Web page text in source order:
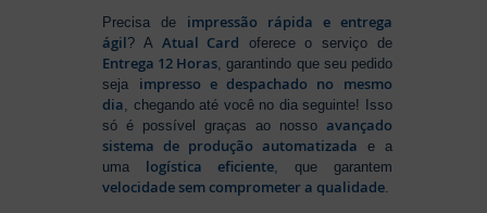
Precisa de impressão rápida e entrega
ágil? A Atual Card oferece o serviço de
Entrega 12 Horas, garantindo que seu pedido
seja impresso e despachado no mesmo
dia, chegando até você no dia seguinte! Isso
só é possível graças ao nosso avançado
sistema de produção automatizada e a
uma logística eficiente, que garantem
velocidade sem comprometer a qualidade.